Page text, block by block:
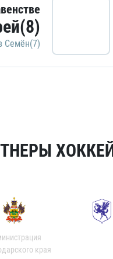
Семён(7)
края